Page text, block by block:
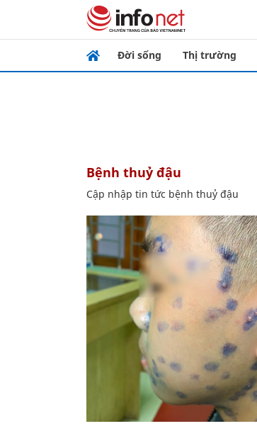
Đời sống Thị trường
bệnh thuỷ đậu
Cập nhập tin tức bệnh thuỷ đậu